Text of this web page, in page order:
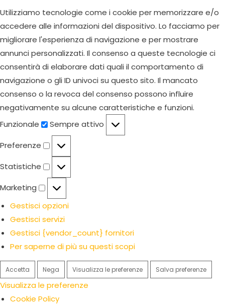
Utilizziamo tecnologie come i cookie per memorizzare e/o
accedere alle informazioni del dispositivo. Lo facciamo per
migliorare l'esperienza di navigazione e per mostrare
annunci personalizzati. Il consenso a queste tecnologie ci
consentirà di elaborare dati quali il comportamento di
navigazione o gli ID univoci su questo sito. Il mancato
consenso o la revoca del consenso possono influire
negativamente su alcune caratteristiche e funzioni.
Funzionale
Funzionale
Sempre attivo
Preferenze
Preferenze
Statistiche Statistiche
Marketing Marketing
Gestisci opzioni
Gestisci servizi
Gestisci {vendor_count} fornitori
Per saperne di più su questi scopi
Accetta Nega Visualizza le preferenze Salva preferenze
Visualizza le preferenze
Cookie Policy